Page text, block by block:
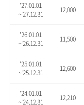
'27.01.01
~'27.12.31
12,000
'26.01.01
~'26.12.31
11,500
'25.01.01
~'25.12.31
12,600
'24.01.01
~'24.12.31
12,210